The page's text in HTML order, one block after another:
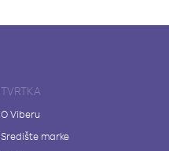
TVRTKA
O Viberu
Središte marke